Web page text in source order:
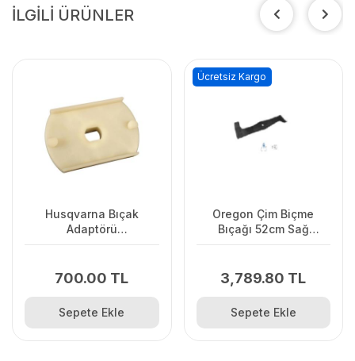
İLGİLİ ÜRÜNLER
Husqvarna Bıçak
Adaptörü
700.00 TL
Sepete Ekle
Oregon Çim Biçme
Bıçağı 52cm Sağ
3,789.80 TL
Ücretsiz Kargo
Sepete Ekle